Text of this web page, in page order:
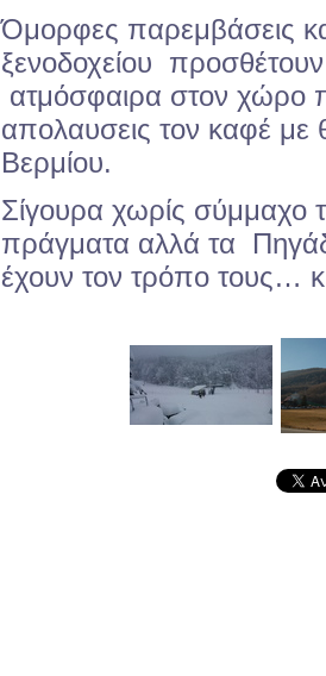
Όμορφες παρεμβάσεις
ξενοδοχείου προσθέτουν
ατμόσφαιρα στον χώρο
απολαυσεις τον καφέ με
Βερμίου.
Σίγουρα χωρίς σύμμαχο
πράγματα αλλά τα
έχουν τον τρόπο τους…